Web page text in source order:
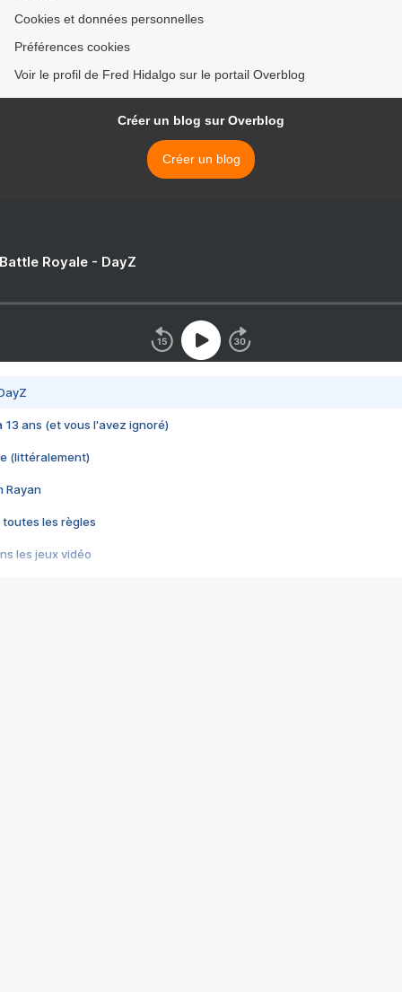
Cookies et données personnelles
Préférences cookies
Voir le profil de Fred Hidalgo sur le portail Overblog
Créer un blog sur Overblog
Créer un blog
Royale - DayZ
13 ans (et vous l'avez ignoré)
(littéralement)
Rayan
toutes les règles
les jeux vidéo